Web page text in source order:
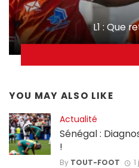
L1 : Que
YOU MAY ALSO LIKE
Actualité
Sénégal :
!
By TOUT-FOOT